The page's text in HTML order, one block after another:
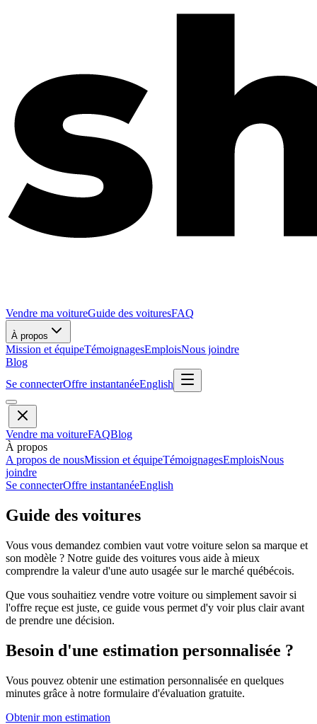
Vendre ma voitureGuide des voituresFAQ
À propos
Mission et équipeTémoignagesEmploisNous joindre
Blog
Se connecterOffre instantanéeEnglish
Vendre ma voitureFAQBlog
À propos
A propos de nousMission et équipeTémoignagesEmploisNous
joindre
Se connecterOffre instantanéeEnglish
Guide des voitures
Vous vous demandez combien vaut votre voiture selon sa marque et
son modèle ? Notre guide des voitures vous aide à mieux
comprendre la valeur d'une auto usagée sur le marché québécois.
Que vous souhaitiez vendre votre voiture ou simplement savoir si
l'offre reçue est juste, ce guide vous permet d'y voir plus clair avant
de prendre une décision.
Besoin d'une estimation personnalisée ?
Vous pouvez obtenir une estimation personnalisée en quelques
minutes grâce à notre formulaire d'évaluation gratuite.
Obtenir mon estimation